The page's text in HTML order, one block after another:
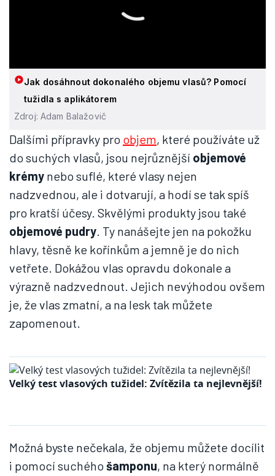
Jak dosáhnout dokonalého objemu vlasů? Pomocí
tužidla s aplikátorem
Zdroj: Adam Balažovič
Dalšími přípravky pro objem, které používáte už
do suchých vlasů, jsou nejrůznější objemové
krémy nebo suflé, které vlasy nejen
nadzvednou, ale i dotvarují, a hodí se tak spíš
pro kratší účesy. Skvělými produkty jsou také
objemové pudry. Ty nanášejte jen na pokožku
hlavy, těsně ke kořínkům a jemně je do nich
vetřete. Dokážou vlas opravdu dokonale a
výrazně nadzvednout. Jejich nevýhodou ovšem
je, že vlas zmatní, a na lesk tak můžete
zapomenout.
Velký test vlasových tužidel: Zvítězila ta nejlevnější!
Možná byste nečekala, že objemu můžete docílit
i pomocí suchého šamponu, na který normálně